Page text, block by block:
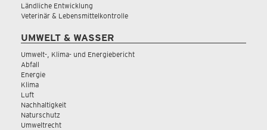
Ländliche Entwicklung
Veterinär & Lebensmittelkontrolle
UMWELT & WASSER
Umwelt-, Klima- und Energiebericht
Abfall
Energie
Klima
Luft
Nachhaltigkeit
Naturschutz
Umweltrecht